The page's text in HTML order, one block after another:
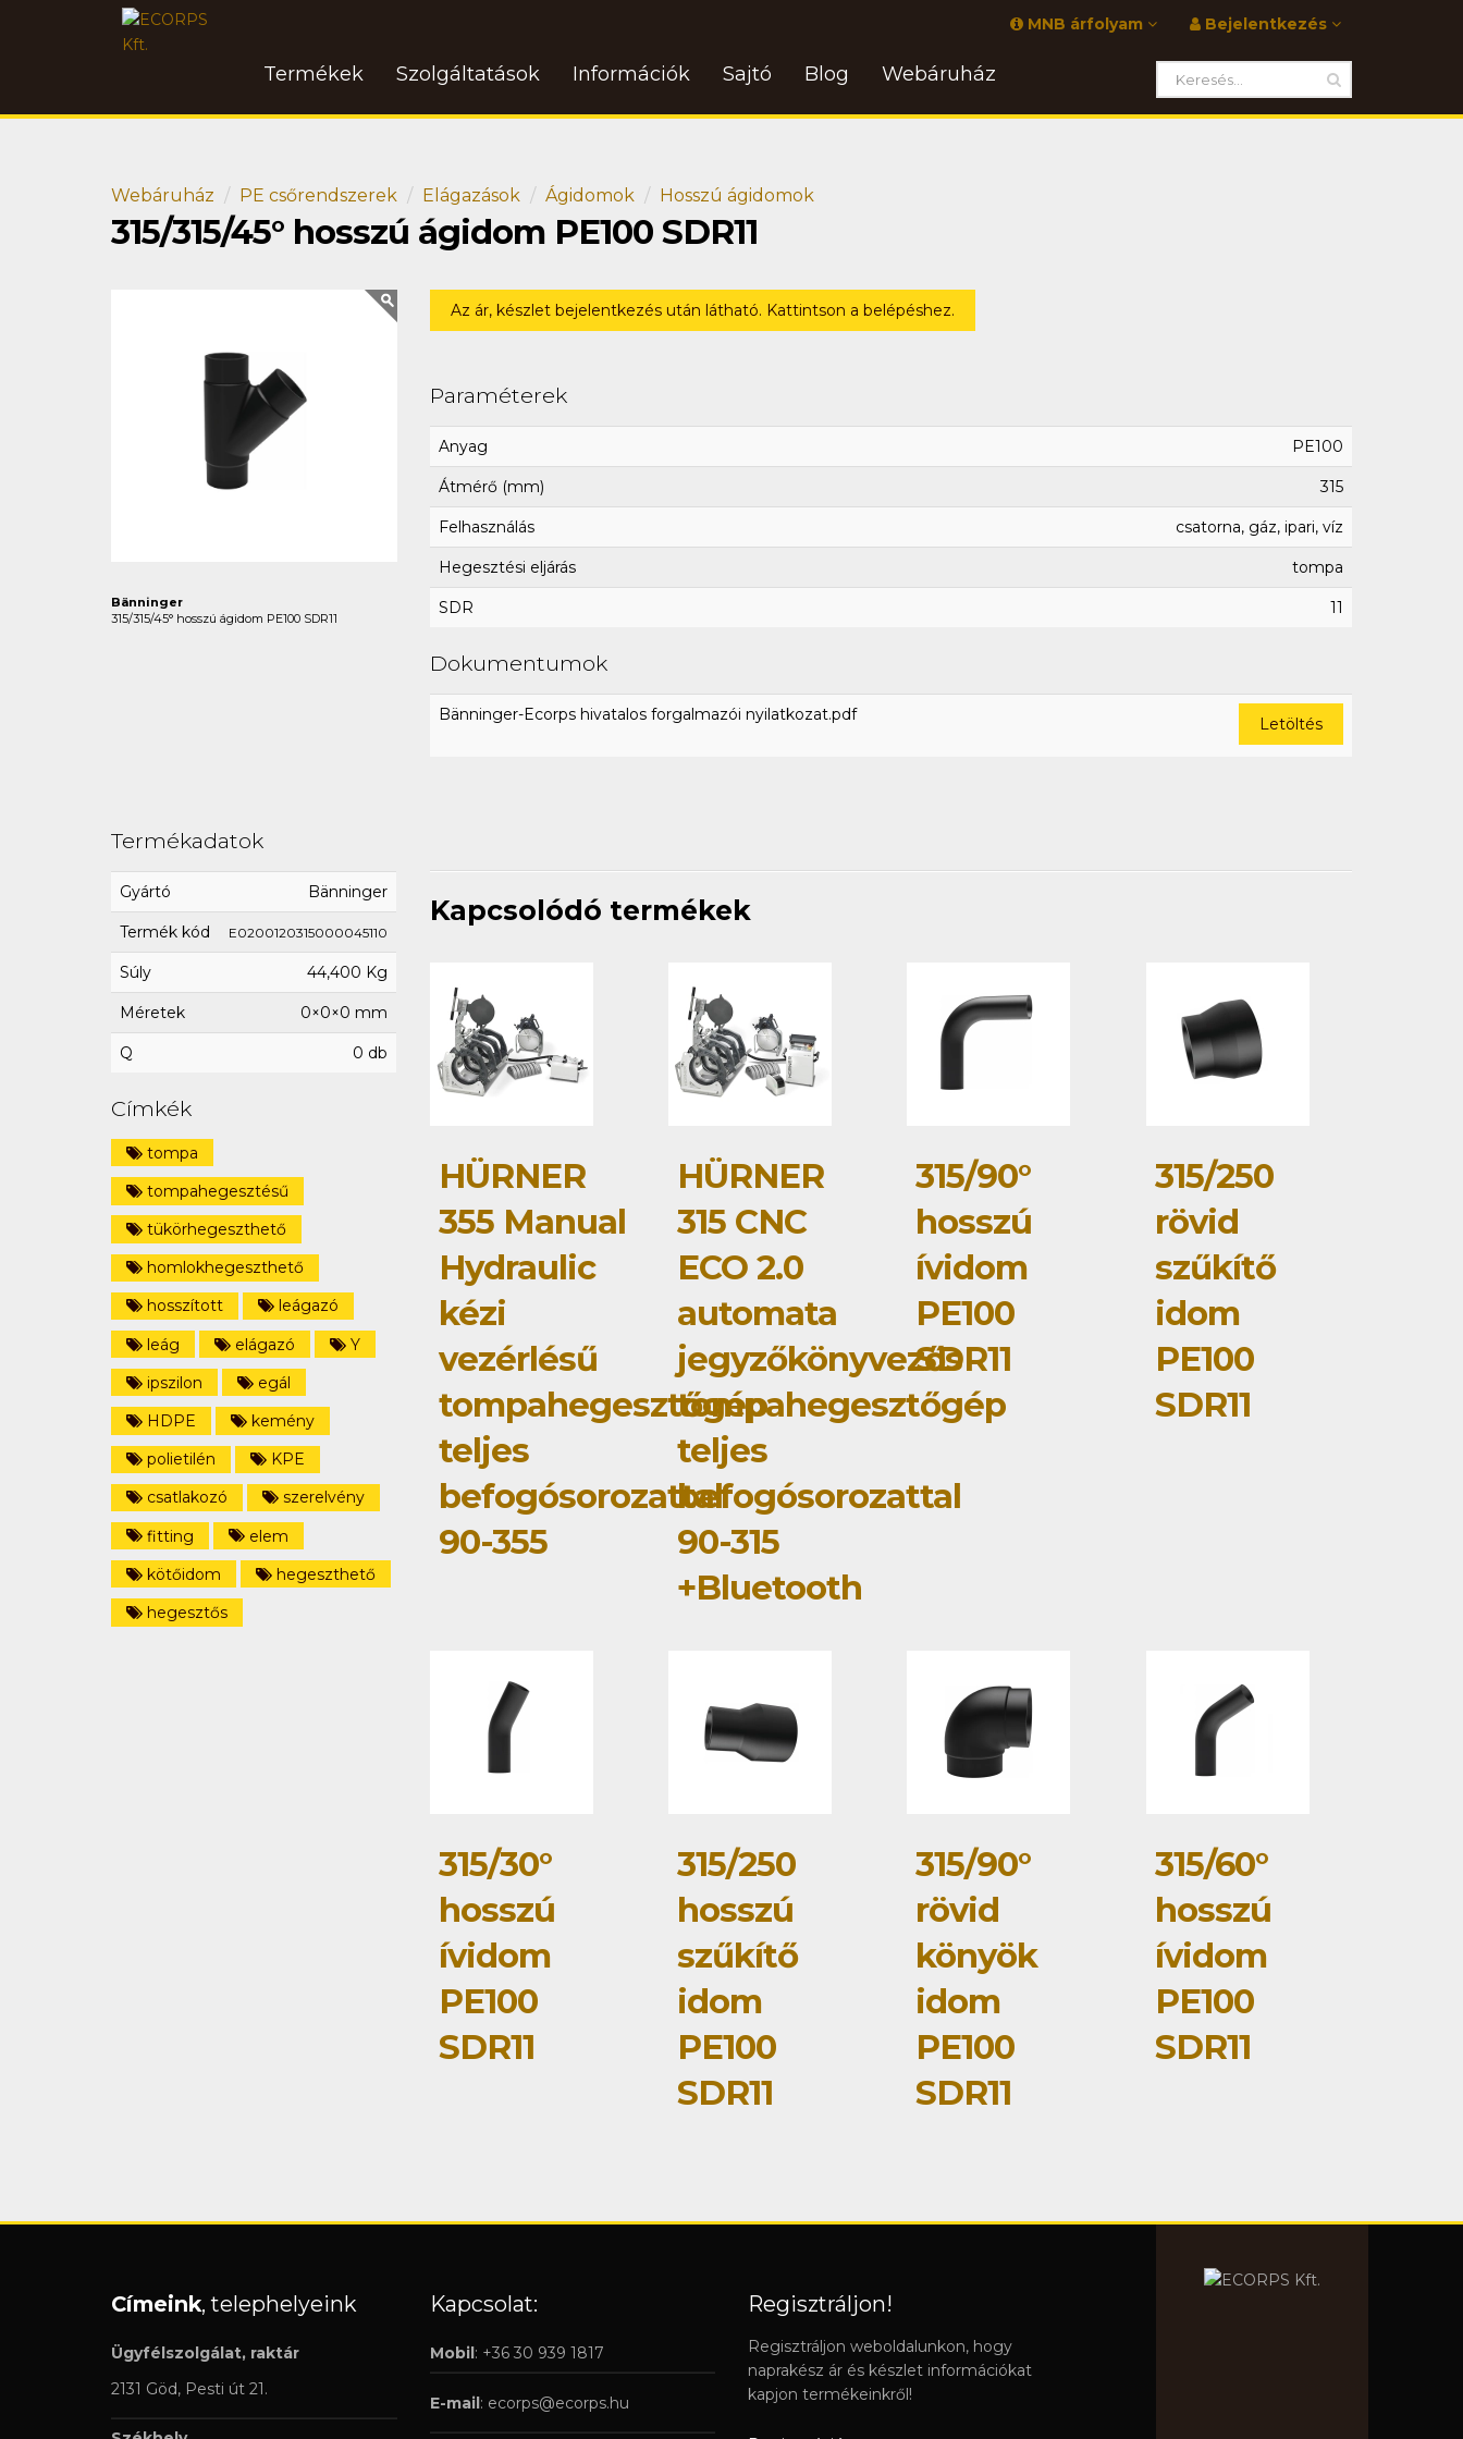
Bejelentkezés
MNB árfolyam
Termékek Szolgáltatások Információk Sajtó Blog Webáruház
Webáruház PE csőrendszerek Elágazások Ágidomok Hosszú ágidomok
315/315/45° hosszú ágidom PE100 SDR11
Bänninger
315/315/45° hosszú ágidom PE100 SDR11
Az ár, készlet bejelentkezés után látható. Kattintson a belépéshez.
Paraméterek
Anyag PE100
Átmérő (mm) 315
Felhasználás csatorna, gáz, ipari, víz
Hegesztési eljárás tompa
SDR 11
Dokumentumok
Bänninger-Ecorps hivatalos forgalmazói nyilatkozat.pdf Letöltés
Termékadatok
Gyártó Bänninger
Termék kód E0200120315000045110
Súly 44,400 Kg
Méretek 0×0×0 mm
Q 0 db
Címkék
tompa
tompahegesztésű
tükörhegeszthető
homlokhegeszthető
hosszított
leágazó
leág
elágazó
Y
ipszilon
egál
HDPE
kemény
polietilén
KPE
csatlakozó
szerelvény
fitting
elem
kötőidom
hegeszthető
hegesztős
Kapcsolódó termékek
HÜRNER
355 Manual
Hydraulic
kézi
vezérlésű
tompahegesztőgép
teljes
befogósorozattal
90-355
HÜRNER
315 CNC
ECO 2.0
automata
jegyzőkönyvezős
tompahegesztőgép
teljes
befogósorozattal
90-315
+Bluetooth
315/90°
hosszú
ívidom
PE100
SDR11
315/250
rövid
szűkítő
idom
PE100
SDR11
315/30°
hosszú
ívidom
PE100
SDR11
315/250
hosszú
szűkítő
idom
PE100
SDR11
315/90°
rövid
könyök
idom
PE100
SDR11
315/60°
hosszú
ívidom
PE100
SDR11
Címeink, telephelyeink
Ügyfélszolgálat, raktár
2131 Göd, Pesti út 21.
Kapcsolat:
Mobil: +36 30 939 1817
E-mail: ecorps@ecorps.hu
Regisztráljon!
Regisztráljon weboldalunkon, hogy
naprakész ár és készlet információkat
kapjon termékeinkről!